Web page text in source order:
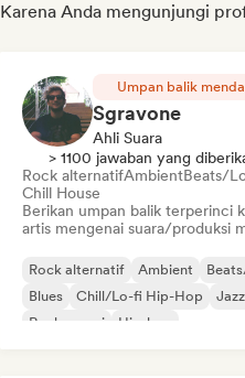
Karena Anda mengunjungi
Umpan balik
Sgravone
Ahli Suara
> 1100 jawaban yang
Rock alternatifAmbientBeats/
Chill House
Berikan umpan balik terperinci
artis mengenai suara/produksi
Rock alternatif Ambient
Blues
Chill/Lo-fi Hip-Hop
Rock garasi
Hip-hop